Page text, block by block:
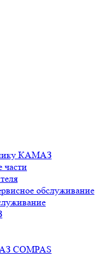
КАМАЗ
части
обслуживание
COMPAS